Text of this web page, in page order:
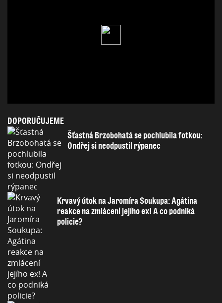
DOPORUČUJEME
Šťastná Brzobohatá se pochlubila fotkou:
Ondřej si neodpustil rýpanec
Krvavý útok na Jaromíra Soukupa: Agátina
reakce na zmlácení jejího ex! A co podniká
policie?